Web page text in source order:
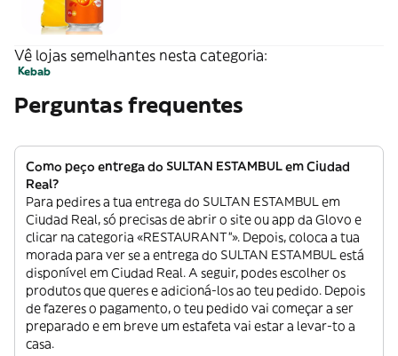
Vê lojas semelhantes nesta categoria:
Kebab
Perguntas frequentes
Como peço entrega do SULTAN ESTAMBUL em Ciudad
Real?
Para pedires a tua entrega do SULTAN ESTAMBUL em
Ciudad Real, só precisas de abrir o site ou app da Glovo e
clicar na categoria «RESTAURANT”». Depois, coloca a tua
morada para ver se a entrega do SULTAN ESTAMBUL está
disponível em Ciudad Real. A seguir, podes escolher os
produtos que queres e adicioná-los ao teu pedido. Depois
de fazeres o pagamento, o teu pedido vai começar a ser
preparado e em breve um estafeta vai estar a levar-to a
casa.